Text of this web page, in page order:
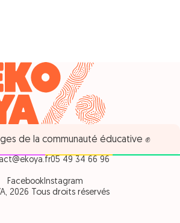
de la communauté éducative ✊
05 49 34 66 96
FacebookInstagram
2026 Tous droits réservés